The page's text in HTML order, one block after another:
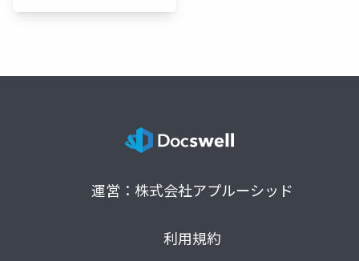
運営：株式会社アプルーシッド
利用規約